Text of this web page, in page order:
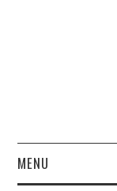
MENU